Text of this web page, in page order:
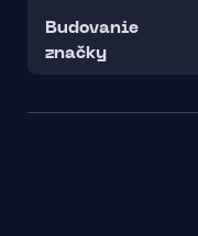
Budovanie
značky